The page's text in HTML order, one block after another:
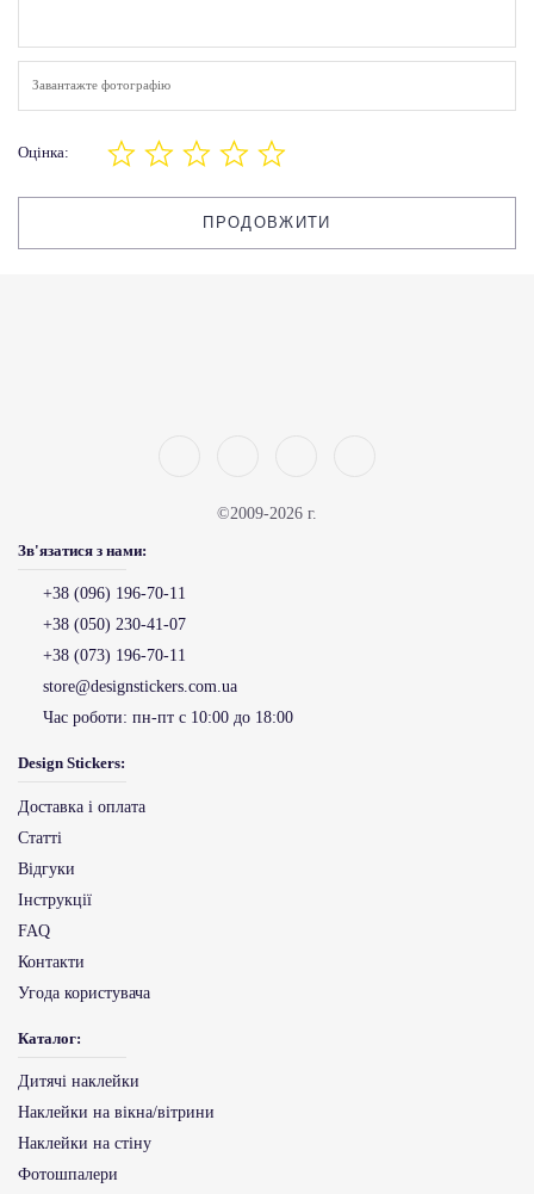
Завантажте фотографію
Оцінка:
ПРОДОВЖИТИ
©2009-2026 г.
Зв'язатися з нами:
+38 (096) 196-70-11
+38 (050) 230-41-07
+38 (073) 196-70-11
store@designstickers.com.ua
Час роботи: пн-пт с 10:00 до 18:00
Design Stickers:
Доставка і оплата
Статті
Відгуки
Інструкції
FAQ
Контакти
Угода користувача
Каталог:
Дитячі наклейки
Наклейки на вікна/вітрини
Наклейки на стіну
Фотошпалери